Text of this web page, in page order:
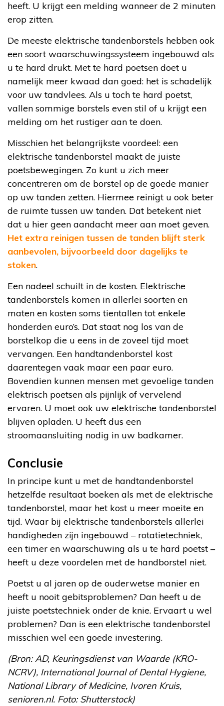
heeft. U krijgt een melding wanneer de 2 minuten
erop zitten.
De meeste elektrische tandenborstels hebben ook
een soort waarschuwingssysteem ingebouwd als
u te hard drukt. Met te hard poetsen doet u
namelijk meer kwaad dan goed: het is schadelijk
voor uw tandvlees. Als u toch te hard poetst,
vallen sommige borstels even stil of u krijgt een
melding om het rustiger aan te doen.
Misschien het belangrijkste voordeel: een
elektrische tandenborstel maakt de juiste
poetsbewegingen. Zo kunt u zich meer
concentreren om de borstel op de goede manier
op uw tanden zetten. Hiermee reinigt u ook beter
de ruimte tussen uw tanden. Dat betekent niet
dat u hier geen aandacht meer aan moet geven.
Het extra reinigen tussen de tanden blijft sterk
aanbevolen, bijvoorbeeld door dagelijks te
stoken.
Een nadeel schuilt in de kosten. Elektrische
tandenborstels komen in allerlei soorten en
maten en kosten soms tientallen tot enkele
honderden euro’s. Dat staat nog los van de
borstelkop die u eens in de zoveel tijd moet
vervangen. Een handtandenborstel kost
daarentegen vaak maar een paar euro.
Bovendien kunnen mensen met gevoelige tanden
elektrisch poetsen als pijnlijk of vervelend
ervaren. U moet ook uw elektrische tandenborstel
blijven opladen. U heeft dus een
stroomaansluiting nodig in uw badkamer.
Conclusie
In principe kunt u met de handtandenborstel
hetzelfde resultaat boeken als met de elektrische
tandenborstel, maar het kost u meer moeite en
tijd. Waar bij elektrische tandenborstels allerlei
handigheden zijn ingebouwd – rotatietechniek,
een timer en waarschuwing als u te hard poetst –
heeft u deze voordelen met de handborstel niet.
Poetst u al jaren op de ouderwetse manier en
heeft u nooit gebitsproblemen? Dan heeft u de
juiste poetstechniek onder de knie. Ervaart u wel
problemen? Dan is een elektrische tandenborstel
misschien wel een goede investering.
(Bron: AD, Keuringsdienst van Waarde (KRO-
NCRV), International Journal of Dental Hygiene,
National Library of Medicine, Ivoren Kruis,
senioren.nl. Foto: Shutterstock)